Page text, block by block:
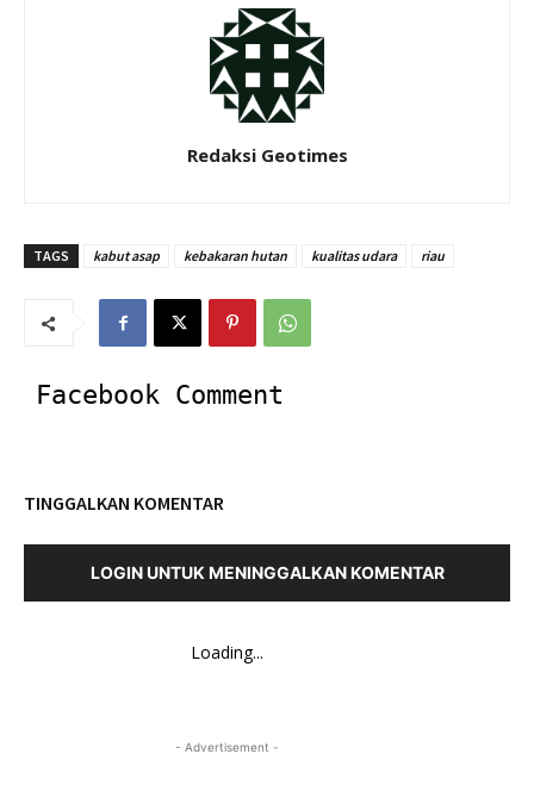
Redaksi Geotimes
TAGS kabut asap kebakaran hutan kualitas udara riau
Facebook Comment
TINGGALKAN KOMENTAR
LOGIN UNTUK MENINGGALKAN KOMENTAR
Loading...
- Advertisement -